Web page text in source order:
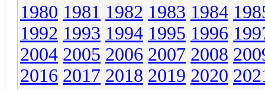
1980 1981 1982 1983 1984
1992 1993 1994 1995 1996
2004 2005 2006 2007 2008
2016 2017 2018 2019 2020